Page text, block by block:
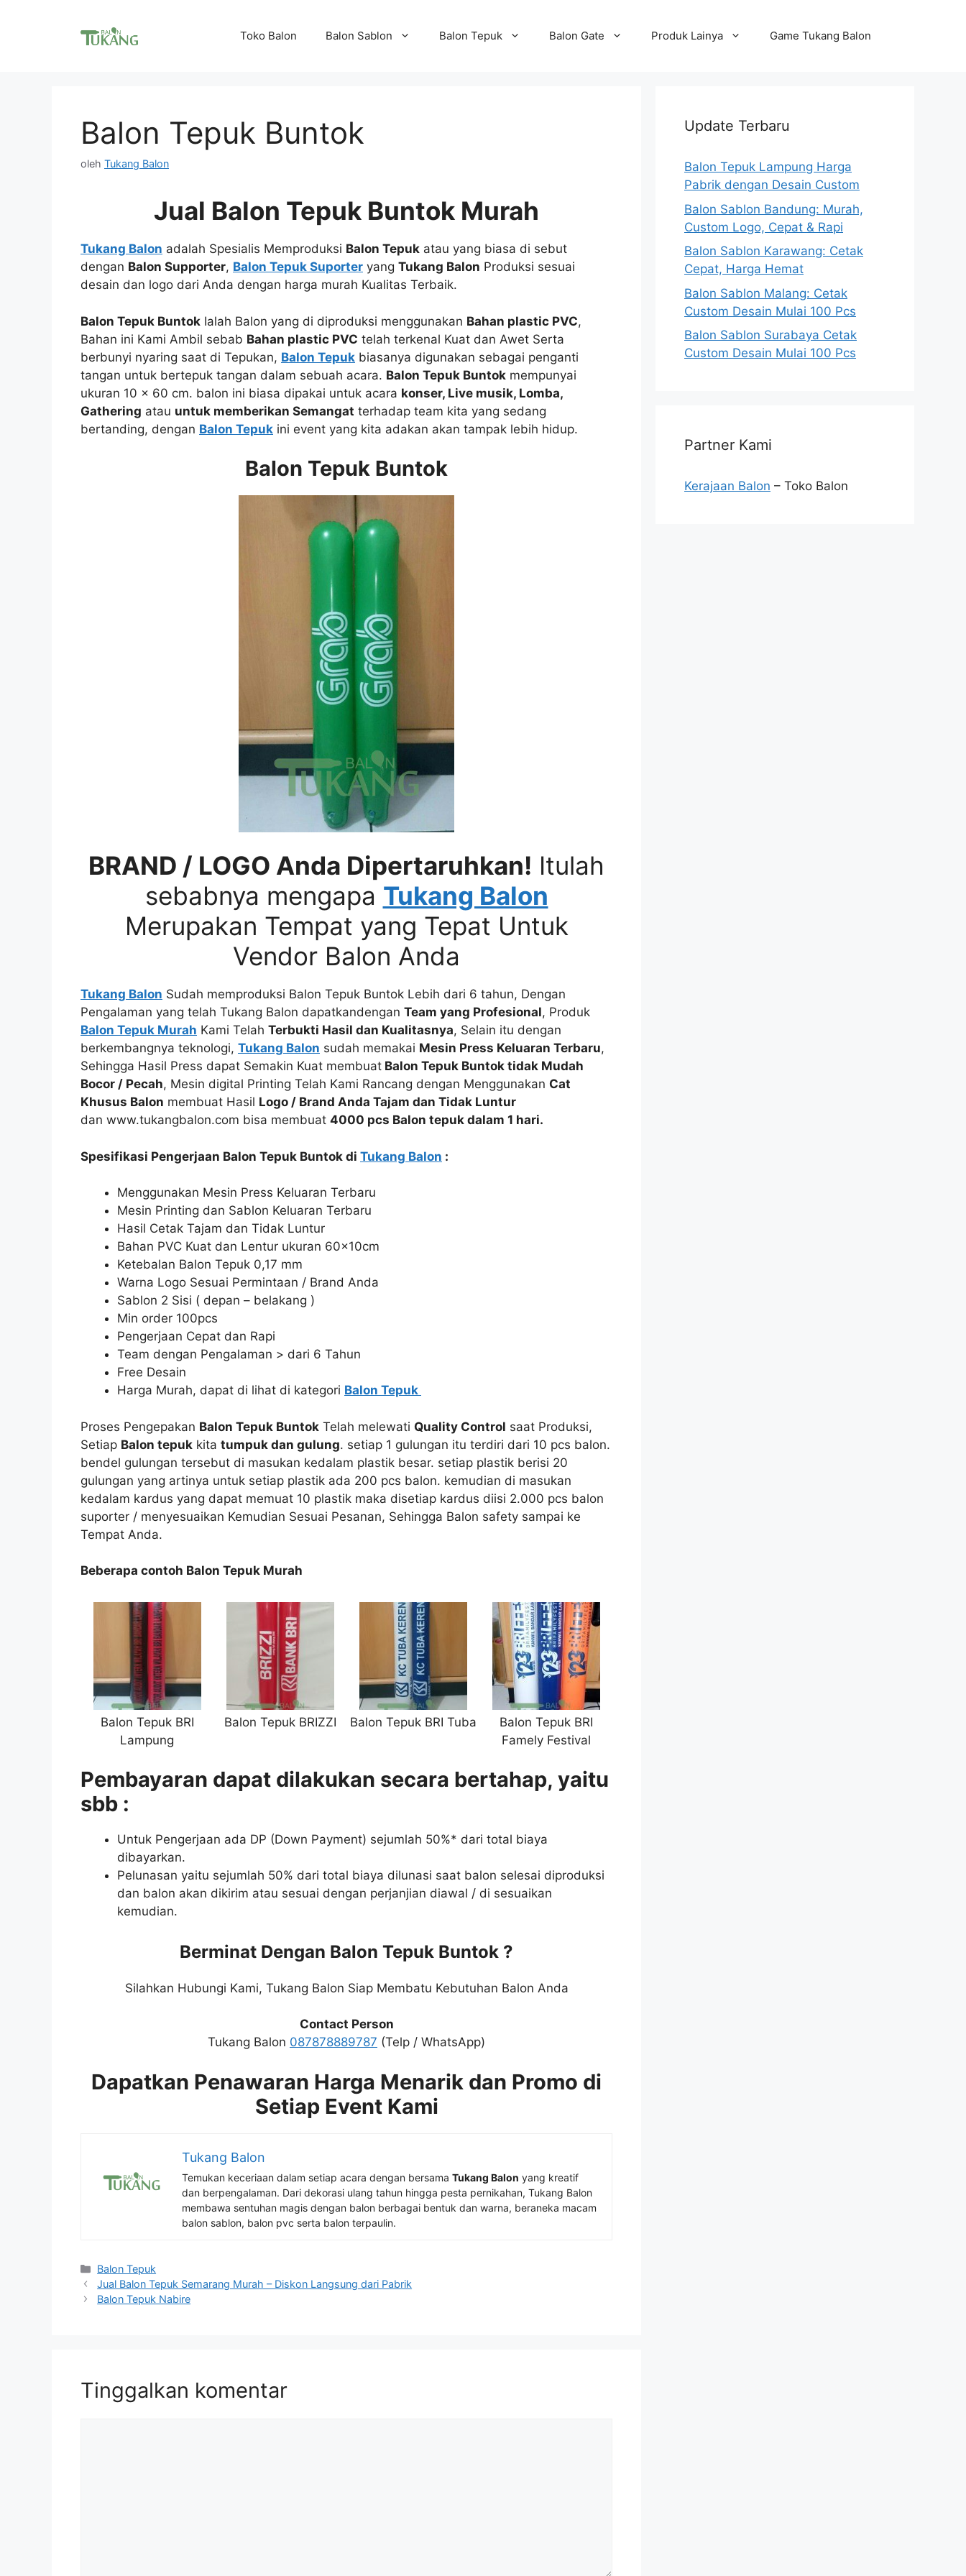
Toko Balon Balon Sablon Balon Tepuk Balon Gate Produk Lainya Game Tukang Balon
Balon Tepuk Buntok
oleh Tukang Balon
Jual Balon Tepuk Buntok Murah
Tukang Balon adalah Spesialis Memproduksi Balon Tepuk atau yang biasa di sebut
dengan Balon Supporter, Balon Tepuk Suporter yang Tukang Balon Produksi sesuai
desain dan logo dari Anda dengan harga murah Kualitas Terbaik.
Balon Tepuk Buntok Ialah Balon yang di diproduksi menggunakan Bahan plastic PVC,
Bahan ini Kami Ambil sebab Bahan plastic PVC telah terkenal Kuat dan Awet Serta
berbunyi nyaring saat di Tepukan, Balon Tepuk biasanya digunakan sebagai penganti
tangan untuk bertepuk tangan dalam sebuah acara. Balon Tepuk Buntok mempunyai
ukuran 10 x 60 cm. balon ini biasa dipakai untuk acara konser, Live musik, Lomba,
Gathering atau untuk memberikan Semangat terhadap team kita yang sedang
bertanding, dengan Balon Tepuk ini event yang kita adakan akan tampak lebih hidup.
Balon Tepuk Buntok
BRAND / LOGO Anda Dipertaruhkan! Itulah
sebabnya mengapa Tukang Balon
Merupakan Tempat yang Tepat Untuk
Vendor Balon Anda
Tukang Balon Sudah memproduksi Balon Tepuk Buntok Lebih dari 6 tahun, Dengan
Pengalaman yang telah Tukang Balon dapatkandengan Team yang Profesional, Produk
Balon Tepuk Murah Kami Telah Terbukti Hasil dan Kualitasnya, Selain itu dengan
berkembangnya teknologi, Tukang Balon sudah memakai Mesin Press Keluaran Terbaru,
Sehingga Hasil Press dapat Semakin Kuat membuat Balon Tepuk Buntok tidak Mudah
Bocor / Pecah, Mesin digital Printing Telah Kami Rancang dengan Menggunakan Cat
Khusus Balon membuat Hasil Logo / Brand Anda Tajam dan Tidak Luntur
dan www.tukangbalon.com bisa membuat 4000 pcs Balon tepuk dalam 1 hari.
Spesifikasi Pengerjaan Balon Tepuk Buntok di Tukang Balon :
Menggunakan Mesin Press Keluaran Terbaru
Mesin Printing dan Sablon Keluaran Terbaru
Hasil Cetak Tajam dan Tidak Luntur
Bahan PVC Kuat dan Lentur ukuran 60x10cm
Ketebalan Balon Tepuk 0,17 mm
Warna Logo Sesuai Permintaan / Brand Anda
Sablon 2 Sisi ( depan – belakang )
Min order 100pcs
Pengerjaan Cepat dan Rapi
Team dengan Pengalaman > dari 6 Tahun
Free Desain
Harga Murah, dapat di lihat di kategori Balon Tepuk
Proses Pengepakan Balon Tepuk Buntok Telah melewati Quality Control saat Produksi,
Setiap Balon tepuk kita tumpuk dan gulung. setiap 1 gulungan itu terdiri dari 10 pcs balon.
bendel gulungan tersebut di masukan kedalam plastik besar. setiap plastik berisi 20
gulungan yang artinya untuk setiap plastik ada 200 pcs balon. kemudian di masukan
kedalam kardus yang dapat memuat 10 plastik maka disetiap kardus diisi 2.000 pcs balon
suporter / menyesuaikan Kemudian Sesuai Pesanan, Sehingga Balon safety sampai ke
Tempat Anda.
Beberapa contoh Balon Tepuk Murah
Balon Tepuk BRI
Lampung
Balon Tepuk BRIZZI Balon Tepuk BRI Tuba
Balon Tepuk BRI
Famely Festival
Pembayaran dapat dilakukan secara bertahap, yaitu
sbb :
Untuk Pengerjaan ada DP (Down Payment) sejumlah 50%* dari total biaya
dibayarkan.
Pelunasan yaitu sejumlah 50% dari total biaya dilunasi saat balon selesai diproduksi
dan balon akan dikirim atau sesuai dengan perjanjian diawal / di sesuaikan
kemudian.
Berminat Dengan Balon Tepuk Buntok ?
Silahkan Hubungi Kami, Tukang Balon Siap Membatu Kebutuhan Balon Anda
Contact Person
Tukang Balon 087878889787 (Telp / WhatsApp)
Dapatkan Penawaran Harga Menarik dan Promo di
Setiap Event Kami
Tukang Balon
Temukan keceriaan dalam setiap acara dengan bersama Tukang Balon yang kreatif
dan berpengalaman. Dari dekorasi ulang tahun hingga pesta pernikahan, Tukang Balon
membawa sentuhan magis dengan balon berbagai bentuk dan warna, beraneka macam
balon sablon, balon pvc serta balon terpaulin.
Kategori
Balon Tepuk
Jual Balon Tepuk Semarang Murah – Diskon Langsung dari Pabrik
Balon Tepuk Nabire
Tinggalkan komentar
Update Terbaru
Balon Tepuk Lampung Harga
Pabrik dengan Desain Custom
Balon Sablon Bandung: Murah,
Custom Logo, Cepat & Rapi
Balon Sablon Karawang: Cetak
Cepat, Harga Hemat
Balon Sablon Malang: Cetak
Custom Desain Mulai 100 Pcs
Balon Sablon Surabaya Cetak
Custom Desain Mulai 100 Pcs
Partner Kami
Kerajaan Balon – Toko Balon